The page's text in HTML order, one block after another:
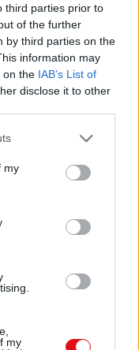
third parties prior to
of the further
by third parties on the
information may
on the IAB’s List of
disclose it to other
my
my
150 c =... € et
230 c =... € et
(PDF)
centimes.pdf
alternatifs: